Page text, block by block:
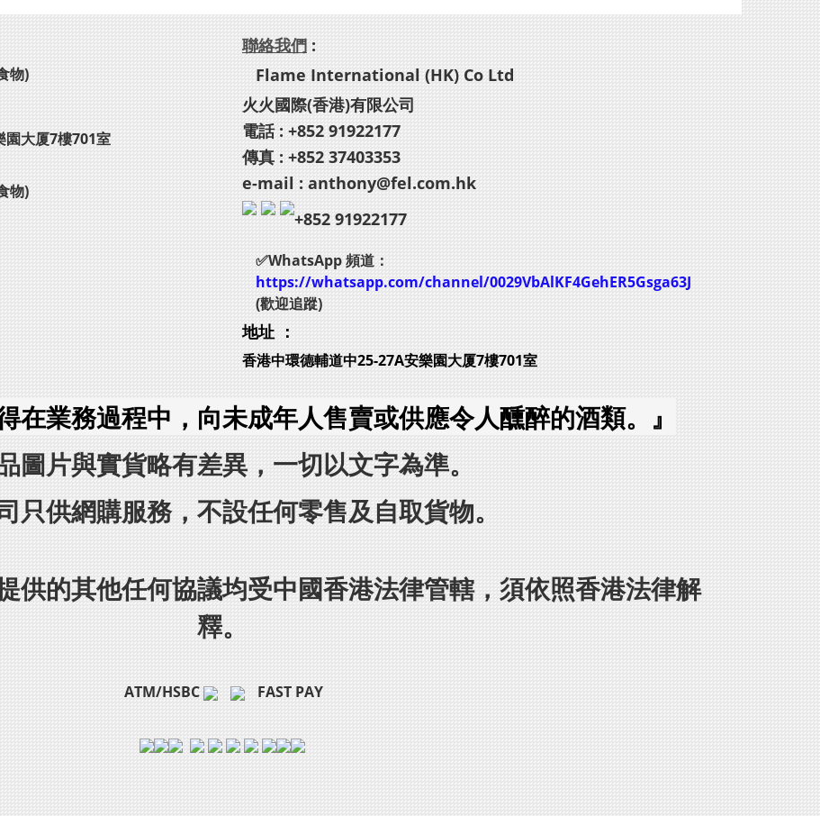
物)
園大厦7樓701室
物)
聯絡我們 :
Flame International (HK) Co Ltd
火火國際(香港)有限公司
電話 : +852 91922177
傳真 : +852 37403353
e-mail : anthony@fel.com.hk
+852 91922177
✅WhatsApp 頻道：
https://whatsapp.com/channel/0029VbAlKF4GehER5Gsga63J
(歡迎追蹤)
地址 ：
香港中環德輔道中25-27A安樂園大厦7樓701室
在業務過程中，向未成年人售賣或供應令人醺醉的酒類。』
圖片與實貨略有差異，一切以文字為準。
只供網購服務，不設任何零售及自取貨物。
供的其他任何協議均受中國香港法律管轄，須依照香港法律解
釋。
ATM/HSBC FAST PAY